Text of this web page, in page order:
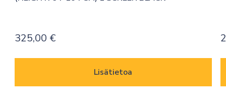
325,00 €
Lisätietoa